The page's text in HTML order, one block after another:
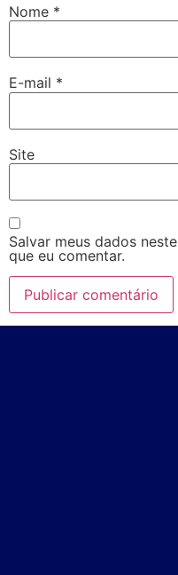
Nome *
E-mail *
Site
Salvar meus dados
que eu comentar.